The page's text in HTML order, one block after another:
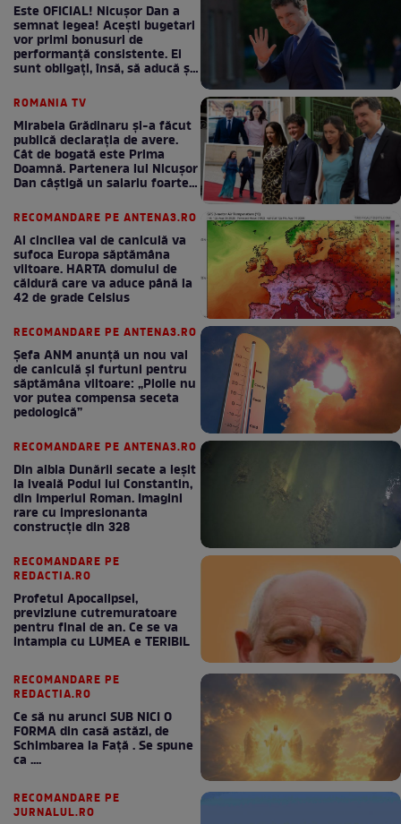
Este OFICIAL! Nicușor Dan a
semnat legea! Acești bugetari
vor primi bonusuri de
performanță consistente. Ei
sunt obligați, însă, să aducă și
ROMANIA TV
Mirabela Grădinaru și-a făcut
publică declarația de avere.
Cât de bogată este Prima
Doamnă. Partenera lui Nicușor
Dan câștigă un salariu foarte
RECOMANDARE PE ANTENA3.RO
Al cincilea val de caniculă va
sufoca Europa săptămâna
viitoare. HARTA domului de
căldură care va aduce până la
42 de grade Celsius
RECOMANDARE PE ANTENA3.RO
Șefa ANM anunță un nou val
de caniculă și furtuni pentru
săptămâna viitoare: „Ploile nu
vor putea compensa seceta
pedologică”
RECOMANDARE PE ANTENA3.RO
Din albia Dunării secate a ieșit
la iveală Podul lui Constantin,
din Imperiul Roman. Imagini
rare cu impresionanta
construcție din 328
RECOMANDARE PE
REDACTIA.RO
Profetul Apocalipsei,
previziune cutremuratoare
pentru final de an. Ce se va
intampla cu LUMEA e TERIBIL
RECOMANDARE PE
REDACTIA.RO
Ce să nu arunci SUB NICI O
FORMA din casă astăzi, de
Schimbarea la Față . Se spune
ca ....
RECOMANDARE PE
JURNALUL.RO